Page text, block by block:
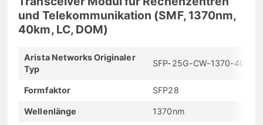
und Telekommunikation (SMF, 1370nm,
40km, LC, DOM)
Arista Networks Originaler
Typ
SFP-25G-CW-1370-40
Formfaktor SFP28
Wellenlänge 1370nm